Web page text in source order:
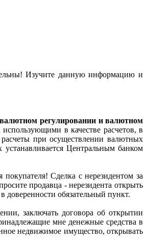
Изучите данную информацию и
регулировании и валютном
в качестве расчетов, в
при осуществлении валютных
Центральным банком
Сделка с нерезидентом за
продавца - нерезидента открыть
доверенности обязательный пункт.
заключать договора об открытии
мне денежные средства в
недвижимое имущество, открывать